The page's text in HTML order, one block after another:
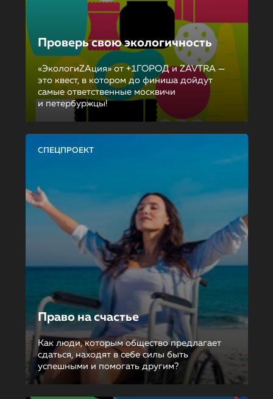
Проверь свою экологичность
«ЭкологиZAция» от +1ГОРОД и ZAVTRA —
это квест, в котором до финиша дойдут
самые ответственные москвичи
и петербуржцы!
СПЕЦПРОЕКТ
Право на счастье
Как люди, которым общество предлагает
сдаться, находят в себе силы быть
успешными и помогать другим?